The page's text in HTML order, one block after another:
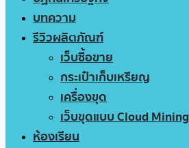
บทความ
รีวิวผลิตภัณฑ์
เว็บซื้อขาย
กระเป๋าเก็บเหรียญ
เครื่องขุด
เว็บขุดแบบ Cloud Mining
ห้องเรียน